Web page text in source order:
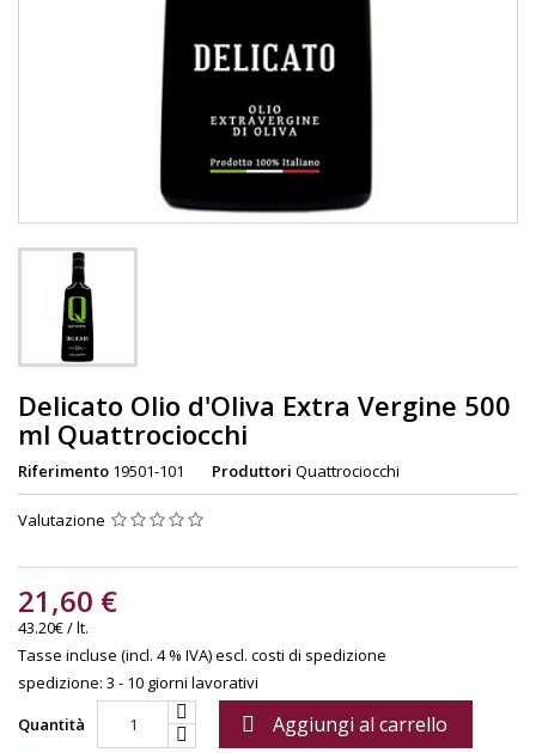
Delicato Olio d'Oliva Extra Vergine 500
ml Quattrociocchi
Riferimento 19501-101 Produttori Quattrociocchi
Valutazione
21,60 €
43.20€ / lt.
Tasse incluse (incl. 4 % IVA)escl. costi di spedizione
spedizione: 3 - 10 giorni lavorativi
Quantità
 Aggiungi al carrello